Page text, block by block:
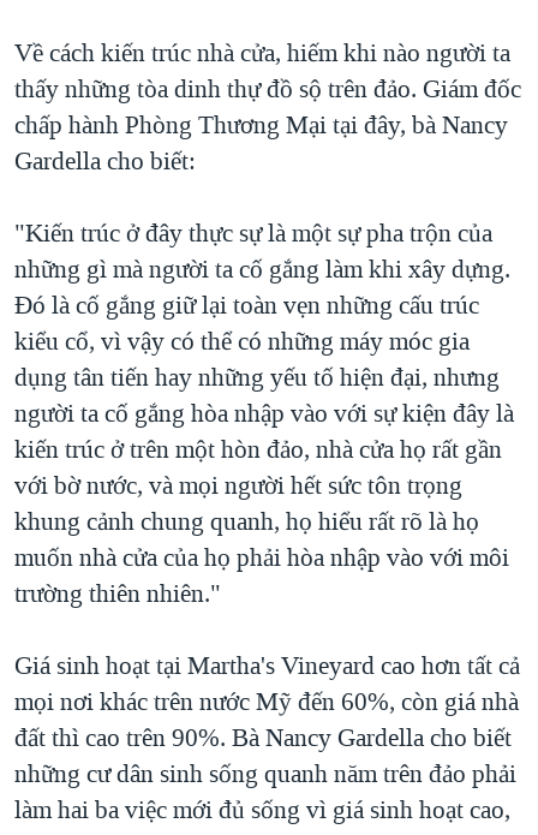
Về cách kiến trúc nhà cửa, hiếm khi nào người ta
thấy những tòa dinh thự đồ sộ trên đảo. Giám đốc
chấp hành Phòng Thương Mại tại đây, bà Nancy
Gardella cho biết:
"Kiến trúc ở đây thực sự là một sự pha trộn của
những gì mà người ta cố gắng làm khi xây dựng.
Đó là cố gắng giữ lại toàn vẹn những cấu trúc
kiểu cổ, vì vậy có thể có những máy móc gia
dụng tân tiến hay những yếu tố hiện đại, nhưng
người ta cố gắng hòa nhập vào với sự kiện đây là
kiến trúc ở trên một hòn đảo, nhà cửa họ rất gần
với bờ nước, và mọi người hết sức tôn trọng
khung cảnh chung quanh, họ hiểu rất rõ là họ
muốn nhà cửa của họ phải hòa nhập vào với môi
trường thiên nhiên."
Giá sinh hoạt tại Martha's Vineyard cao hơn tất cả
mọi nơi khác trên nước Mỹ đến 60%, còn giá nhà
đất thì cao trên 90%. Bà Nancy Gardella cho biết
những cư dân sinh sống quanh năm trên đảo phải
làm hai ba việc mới đủ sống vì giá sinh hoạt cao,